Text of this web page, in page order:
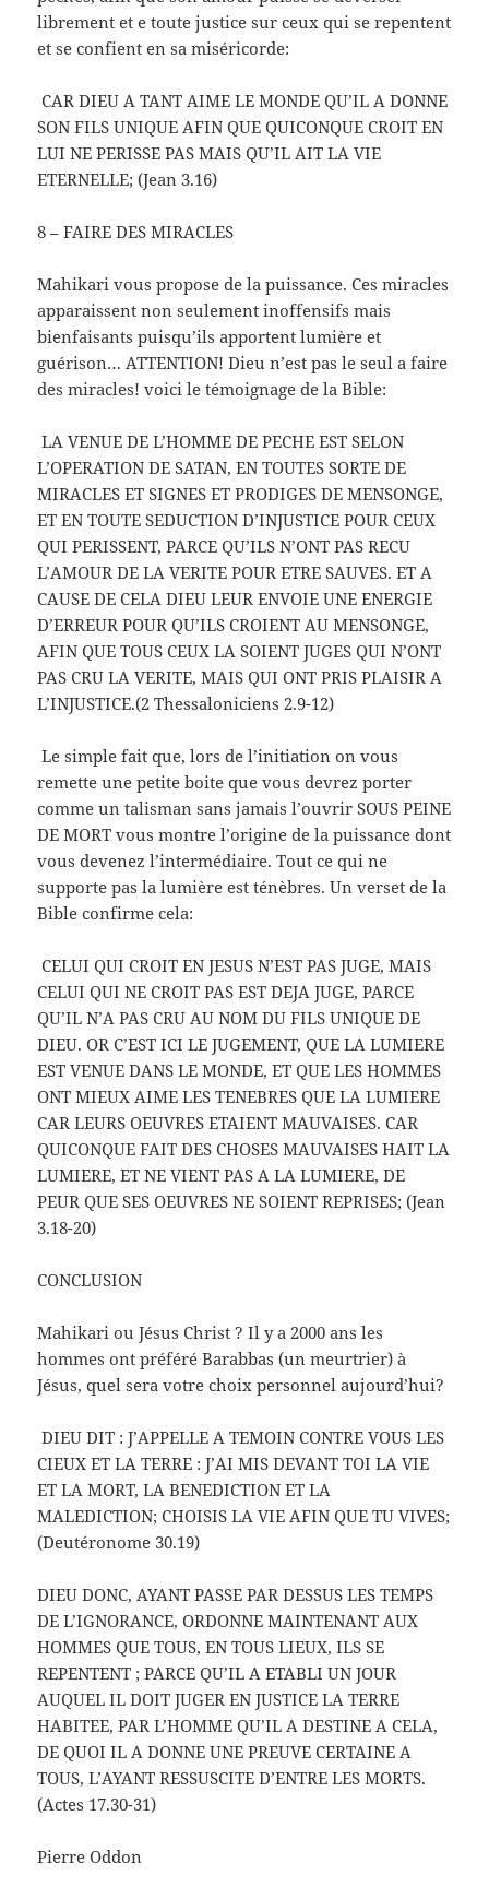
librement et e toute justice sur ceux qui se repentent
et se confient en sa miséricorde:
CAR DIEU A TANT AIME LE MONDE QU’IL A DONNE
SON FILS UNIQUE AFIN QUE QUICONQUE CROIT EN
LUI NE PERISSE PAS MAIS QU’IL AIT LA VIE
ETERNELLE; (Jean 3.16)
8 – FAIRE DES MIRACLES
Mahikari vous propose de la puissance. Ces miracles
apparaissent non seulement inoffensifs mais
bienfaisants puisqu’ils apportent lumière et
guérison… ATTENTION! Dieu n’est pas le seul a faire
des miracles! voici le témoignage de la Bible:
LA VENUE DE L’HOMME DE PECHE EST SELON
L’OPERATION DE SATAN, EN TOUTES SORTE DE
MIRACLES ET SIGNES ET PRODIGES DE MENSONGE,
ET EN TOUTE SEDUCTION D’INJUSTICE POUR CEUX
QUI PERISSENT, PARCE QU’ILS N’ONT PAS RECU
L’AMOUR DE LA VERITE POUR ETRE SAUVES. ET A
CAUSE DE CELA DIEU LEUR ENVOIE UNE ENERGIE
D’ERREUR POUR QU’ILS CROIENT AU MENSONGE,
AFIN QUE TOUS CEUX LA SOIENT JUGES QUI N’ONT
PAS CRU LA VERITE, MAIS QUI ONT PRIS PLAISIR A
L’INJUSTICE.(2 Thessaloniciens 2.9-12)
Le simple fait que, lors de l’initiation on vous
remette une petite boite que vous devrez porter
comme un talisman sans jamais l’ouvrir SOUS PEINE
DE MORT vous montre l’origine de la puissance dont
vous devenez l’intermédiaire. Tout ce qui ne
supporte pas la lumière est ténèbres. Un verset de la
Bible confirme cela:
CELUI QUI CROIT EN JESUS N’EST PAS JUGE, MAIS
CELUI QUI NE CROIT PAS EST DEJA JUGE, PARCE
QU’IL N’A PAS CRU AU NOM DU FILS UNIQUE DE
DIEU. OR C’EST ICI LE JUGEMENT, QUE LA LUMIERE
EST VENUE DANS LE MONDE, ET QUE LES HOMMES
ONT MIEUX AIME LES TENEBRES QUE LA LUMIERE
CAR LEURS OEUVRES ETAIENT MAUVAISES. CAR
QUICONQUE FAIT DES CHOSES MAUVAISES HAIT LA
LUMIERE, ET NE VIENT PAS A LA LUMIERE, DE
PEUR QUE SES OEUVRES NE SOIENT REPRISES; (Jean
3.18-20)
CONCLUSION
Mahikari ou Jésus Christ ? Il y a 2000 ans les
hommes ont préféré Barabbas (un meurtrier) à
Jésus, quel sera votre choix personnel aujourd’hui?
DIEU DIT : J’APPELLE A TEMOIN CONTRE VOUS LES
CIEUX ET LA TERRE : J’AI MIS DEVANT TOI LA VIE
ET LA MORT, LA BENEDICTION ET LA
MALEDICTION; CHOISIS LA VIE AFIN QUE TU VIVES;
(Deutéronome 30.19)
DIEU DONC, AYANT PASSE PAR DESSUS LES TEMPS
DE L’IGNORANCE, ORDONNE MAINTENANT AUX
HOMMES QUE TOUS, EN TOUS LIEUX, ILS SE
REPENTENT ; PARCE QU’IL A ETABLI UN JOUR
AUQUEL IL DOIT JUGER EN JUSTICE LA TERRE
HABITEE, PAR L’HOMME QU’IL A DESTINE A CELA,
DE QUOI IL A DONNE UNE PREUVE CERTAINE A
TOUS, L’AYANT RESSUSCITE D’ENTRE LES MORTS.
(Actes 17.30-31)
Pierre Oddon